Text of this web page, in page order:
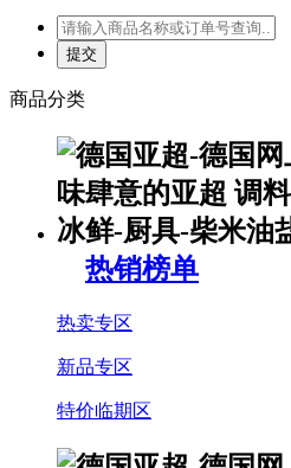
商品分类
热销榜单
热卖专区
新品专区
特价临期区